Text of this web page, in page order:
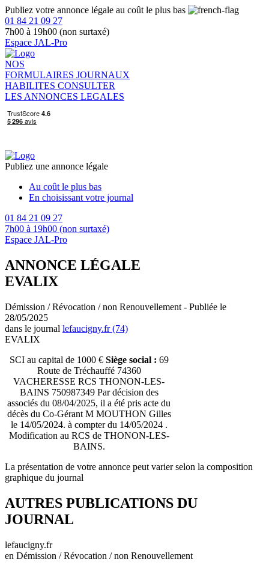
Publiez votre annonce légale au coût le plus bas
01 84 21 09 27
7h00 à 19h00 (non surtaxé)
Espace JAL-Pro
NOS
FORMULAIRES JOURNAUX
HABILITES CONSULTER
LES ANNONCES LEGALES
Publiez une annonce légale
Au coût le plus bas
En choisissant votre journal
01 84 21 09 27
7h00 à 19h00 (non surtaxé)
Espace JAL-Pro
ANNONCE LÉGALE
EVALIX
Démission / Révocation / non Renouvellement - Publiée le
28/05/2025
dans le journal lefaucigny.fr (74)
EVALIX
SCI au capital de 1000 € Siège social : 69
Route de Tréchauffé 74360
VACHERESSE RCS THONON-LES-
BAINS 750987349 Par décision des
associés du 08/04/2025, il a été pris acte du
décès du Co-Gérant M MOUTHON Gilles
le 14/05/2024. à compter du 14/05/2024 .
Modification au RCS de THONON-LES-
BAINS.
La présentation de votre annonce peut varier selon la composition
graphique du journal
AUTRES PUBLICATIONS DU
JOURNAL
lefaucigny.fr
en Démission / Révocation / non Renouvellement